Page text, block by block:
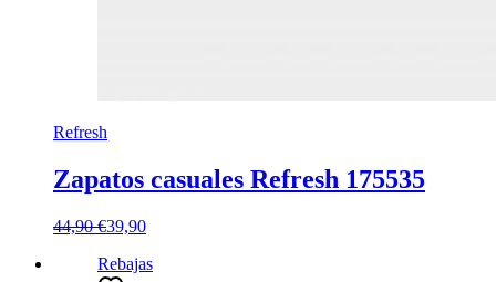
Refresh
Zapatos casuales Refresh 175535
44,90 €39,90
Rebajas